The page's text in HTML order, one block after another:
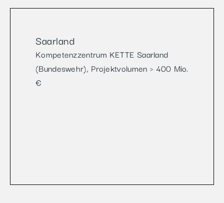
Saarland
Kompetenzzentrum KETTE Saarland
(Bundeswehr), Projektvolumen > 400 Mio.
€